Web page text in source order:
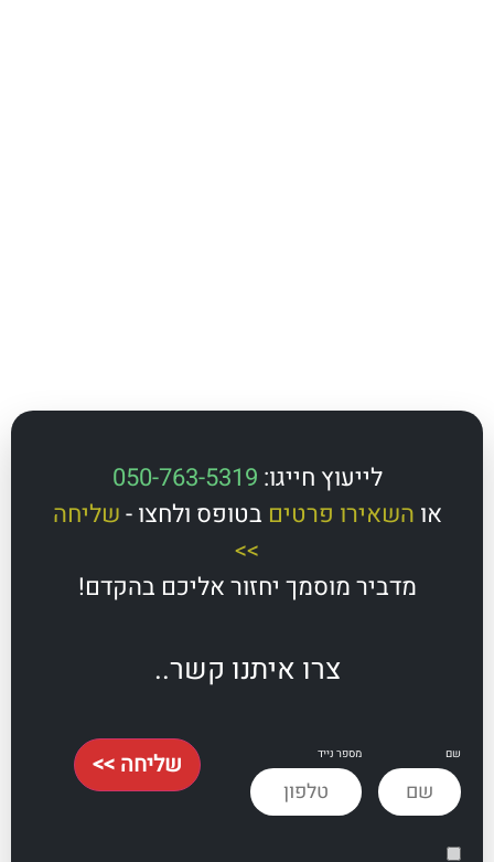
לייעוץ חייגו:050-763-5319
השאירו פרטים בטופס ולחצו - שליחה
מדביר מוסמך יחזור אליכם בהקדם!
צרו איתנו קשר..
שליחה >>